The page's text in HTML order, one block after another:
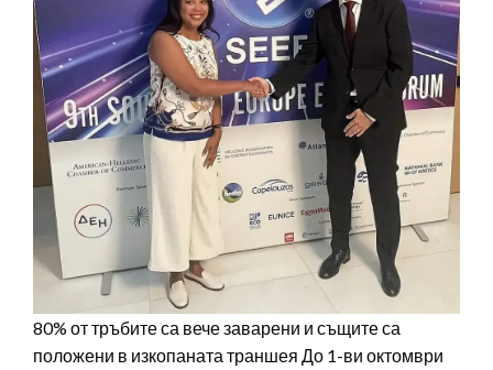
80% от тръбите са вече заварени и същите са
положени в изкопаната траншея До 1-ви октомври